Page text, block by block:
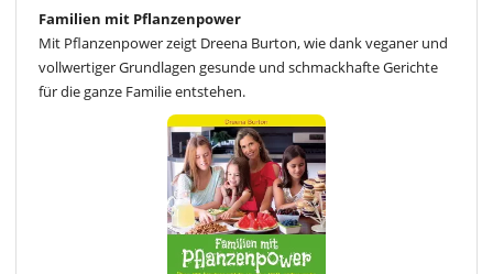
Familien mit Pflanzenpower
Mit Pflanzenpower zeigt Dreena Burton, wie dank veganer und
vollwertiger Grundlagen gesunde und schmackhafte Gerichte
für die ganze Familie entstehen.